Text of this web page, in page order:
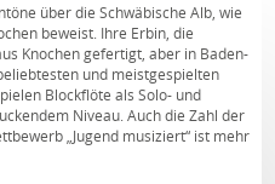
über die Schwäbische Alb, wie
beweist. Ihre Erbin, die
Knochen gefertigt, aber in Baden-
und meistgespielten
Blockflöte als Solo- und
Niveau. Auch die Zahl der
„Jugend musiziert“ ist mehr